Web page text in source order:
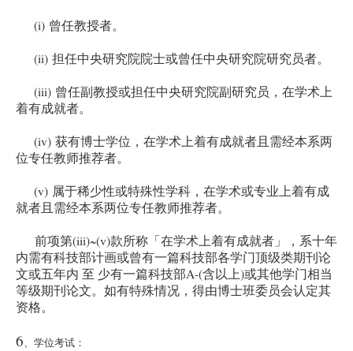
(i) 曾任教授者。
(ii) 担任中央研究院院士或曾任中央研究院研究员者。
(iii) 曾任副教授或担任中央研究院副研究员，在学术上
着有成就者。
(iv) 获有博士学位，在学术上着有成就者且需经本系两
位专任教师推荐者。
(v) 属于稀少性或特殊性学科，在学术或专业上着有成
就者且需经本系两位专任教师推荐者。
前项第(iii)~(v)款所称「在学术上着有成就者」，系十年
内需有科技部计画或曾有一篇科技部各学门顶级类期刊论
文或五年内 至 少有一篇科技部A-(含以上)或其他学门相当
等级期刊论文。如有特殊情况，得由博士班委员会认定其
资格。
6 、学位考试：